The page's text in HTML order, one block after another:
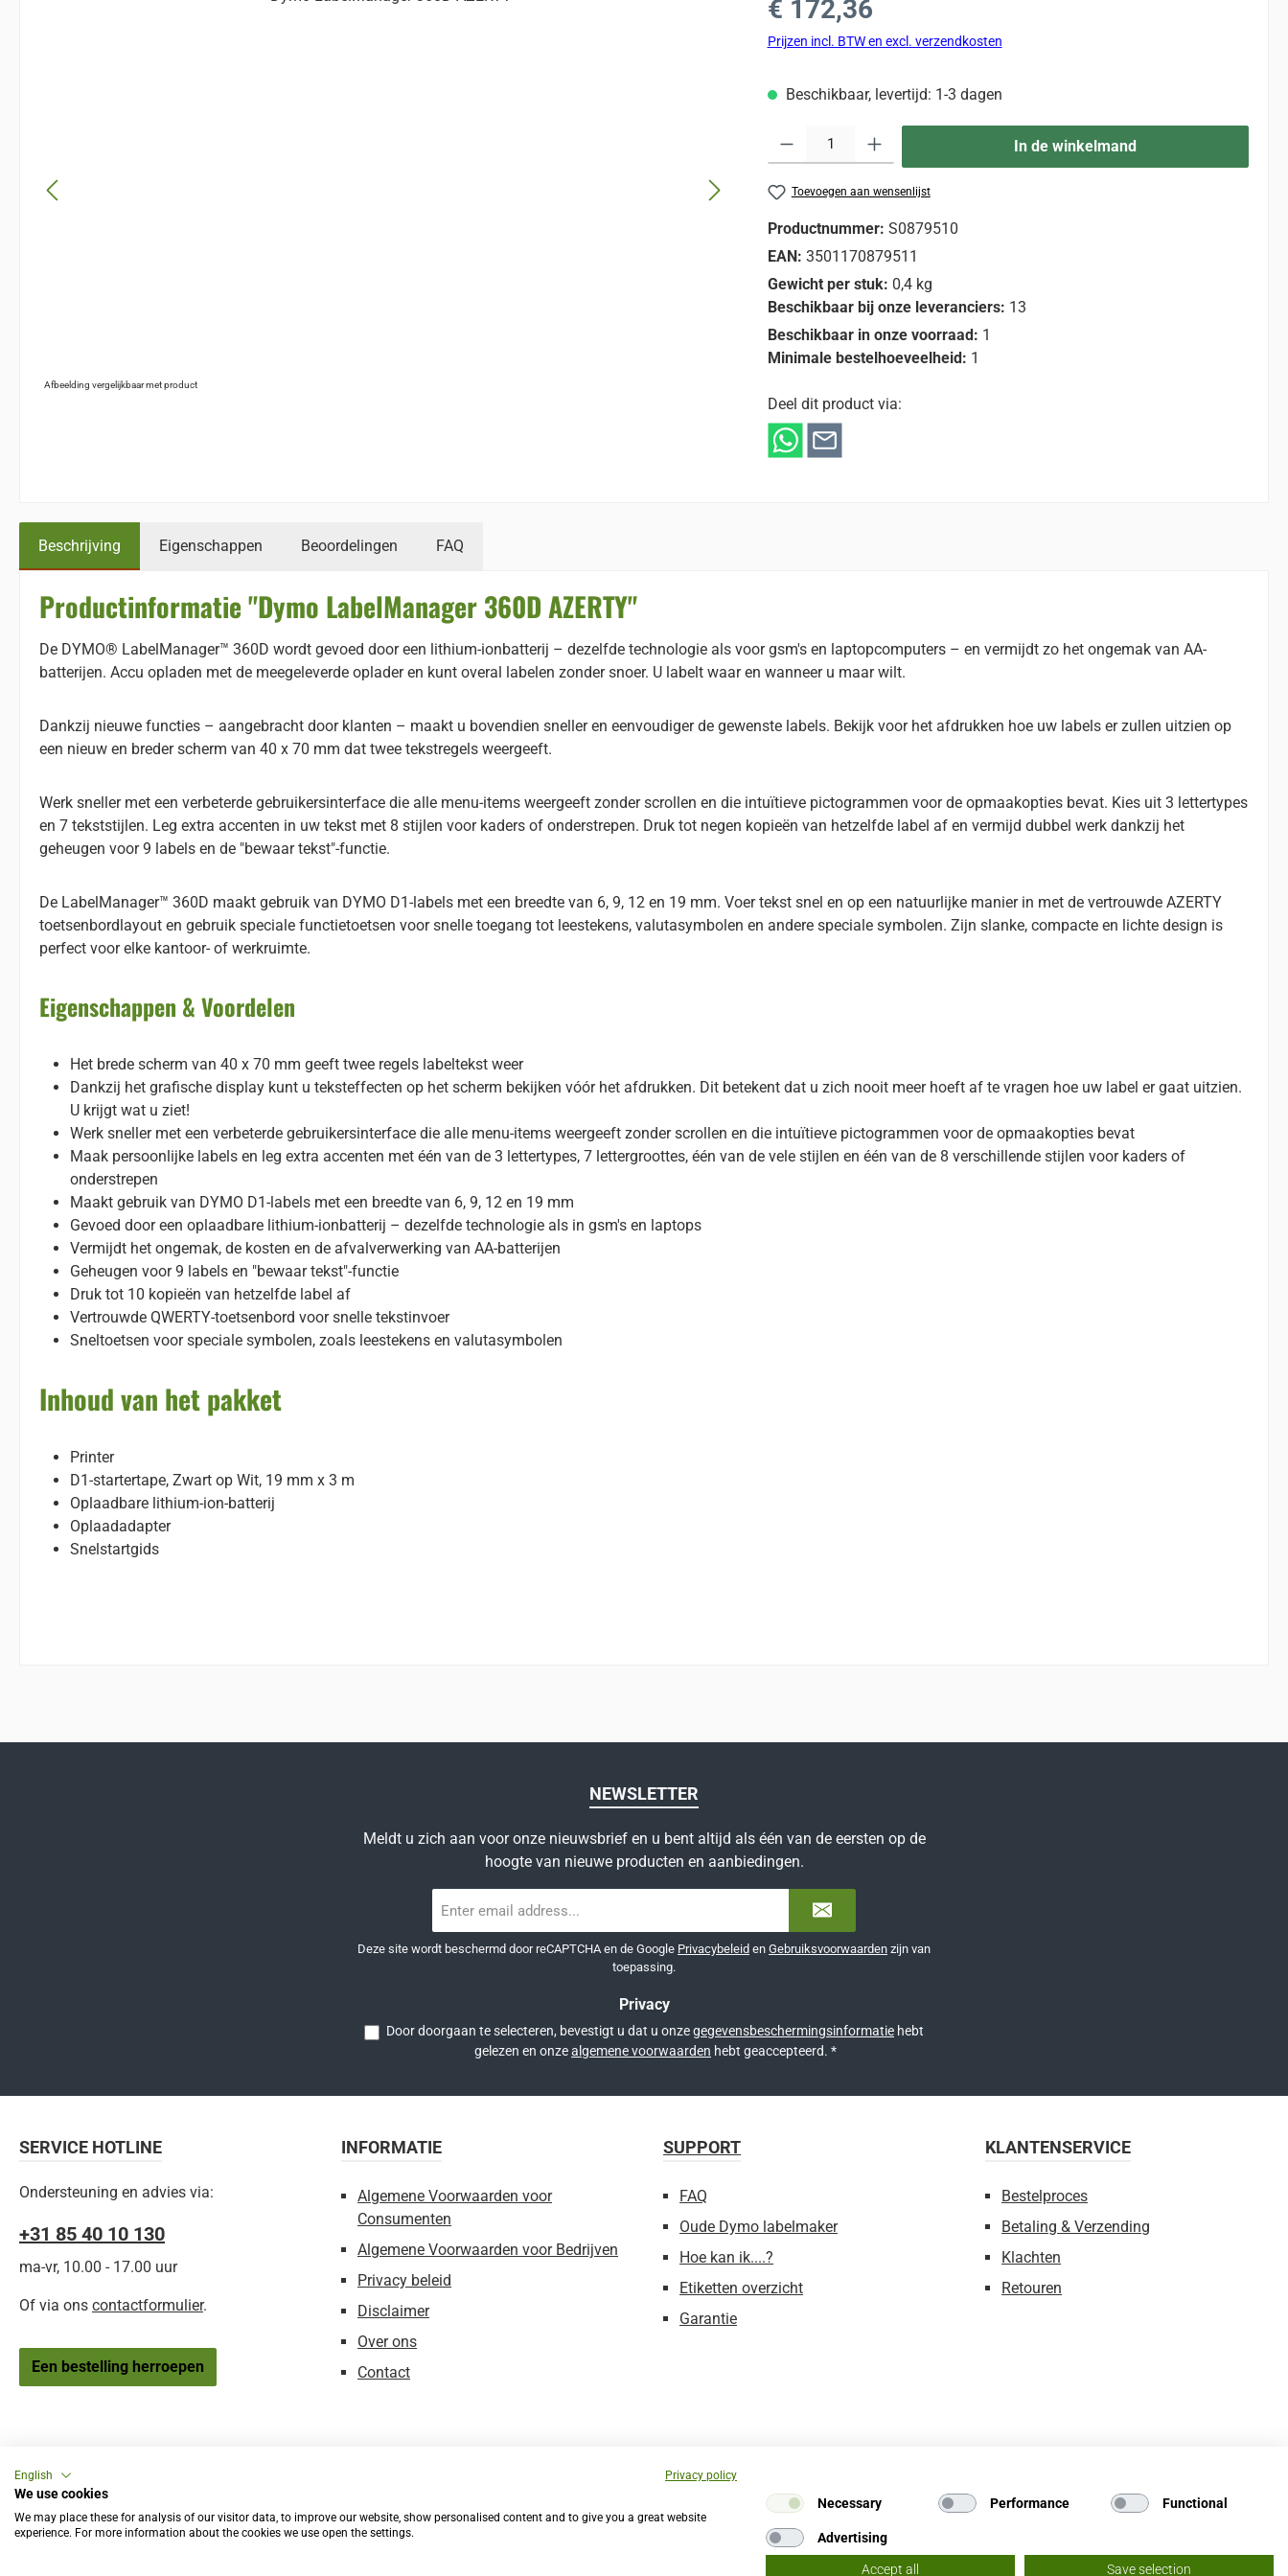
Afbeelding vergelijkbaar met product
€ 172,36
Prijzen incl. BTW en excl. verzendkosten
Beschikbaar, levertijd: 1-3 dagen
Producthoeveelheid: Voer de gewenste hoeveelheid in of gebruik de knoppen om de
In de winkelmand
Toevoegen aan wensenlijst
Productnummer: S0879510
EAN: 3501170879511
Gewicht per stuk: 0,4 kg
Beschikbaar bij onze leveranciers: 13
Beschikbaar in onze voorraad: 1
Minimale bestelhoeveelheid: 1
Deel dit product via:
Beschrijving Eigenschappen Beoordelingen FAQ
Productinformatie "Dymo LabelManager 360D AZERTY"
De DYMO® LabelManager™ 360D wordt gevoed door een lithium-ionbatterij – dezelfde technologie als voor gsm's en laptopcomputers – en vermijdt zo het ongemak van AA-
batterijen. Accu opladen met de meegeleverde oplader en kunt overal labelen zonder snoer. U labelt waar en wanneer u maar wilt.
Dankzij nieuwe functies – aangebracht door klanten – maakt u bovendien sneller en eenvoudiger de gewenste labels. Bekijk voor het afdrukken hoe uw labels er zullen uitzien op
een nieuw en breder scherm van 40 x 70 mm dat twee tekstregels weergeeft.
Werk sneller met een verbeterde gebruikersinterface die alle menu-items weergeeft zonder scrollen en die intuïtieve pictogrammen voor de opmaakopties bevat. Kies uit 3 lettertypes
en 7 tekststijlen. Leg extra accenten in uw tekst met 8 stijlen voor kaders of onderstrepen. Druk tot negen kopieën van hetzelfde label af en vermijd dubbel werk dankzij het
geheugen voor 9 labels en de "bewaar tekst"-functie.
De LabelManager™ 360D maakt gebruik van DYMO D1-labels met een breedte van 6, 9, 12 en 19 mm. Voer tekst snel en op een natuurlijke manier in met de vertrouwde AZERTY
toetsenbordlayout en gebruik speciale functietoetsen voor snelle toegang tot leestekens, valutasymbolen en andere speciale symbolen. Zijn slanke, compacte en lichte design is
perfect voor elke kantoor- of werkruimte.
Eigenschappen & Voordelen
Het brede scherm van 40 x 70 mm geeft twee regels labeltekst weer
Dankzij het grafische display kunt u teksteffecten op het scherm bekijken vóór het afdrukken. Dit betekent dat u zich nooit meer hoeft af te vragen hoe uw label er gaat uitzien.
U krijgt wat u ziet!
Werk sneller met een verbeterde gebruikersinterface die alle menu-items weergeeft zonder scrollen en die intuïtieve pictogrammen voor de opmaakopties bevat
Maak persoonlijke labels en leg extra accenten met één van de 3 lettertypes, 7 lettergroottes, één van de vele stijlen en één van de 8 verschillende stijlen voor kaders of
onderstrepen
Maakt gebruik van DYMO D1-labels met een breedte van 6, 9, 12 en 19 mm
Gevoed door een oplaadbare lithium-ionbatterij – dezelfde technologie als in gsm's en laptops
Vermijdt het ongemak, de kosten en de afvalverwerking van AA-batterijen
Geheugen voor 9 labels en "bewaar tekst"-functie
Druk tot 10 kopieën van hetzelfde label af
Vertrouwde QWERTY-toetsenbord voor snelle tekstinvoer
Sneltoetsen voor speciale symbolen, zoals leestekens en valutasymbolen
Inhoud van het pakket
Printer
D1-startertape, Zwart op Wit, 19 mm x 3 m
Oplaadbare lithium-ion-batterij
Oplaadadapter
Snelstartgids
NEWSLETTER
Meldt u zich aan voor onze nieuwsbrief en u bent altijd als één van de eersten op de
hoogte van nieuwe producten en aanbiedingen.
mailadres
Deze site wordt beschermd door reCAPTCHA en de Google Privacybeleid en Gebruiksvoorwaarden zijn van
toepassing.
Privacy
Door doorgaan te selecteren, bevestigt u dat u onzegegevensbeschermingsinformatie hebt
gelezen en onzealgemene voorwaarden hebt geaccepteerd. *
SERVICE HOTLINE
Ondersteuning en advies via:
+31 85 40 10 130
ma-vr, 10.00 - 17.00 uur
Of via ons contactformulier.
Een bestelling herroepen
INFORMATIE
Algemene Voorwaarden voor
Consumenten
Algemene Voorwaarden voor Bedrijven
Privacy beleid
Disclaimer
Over ons
Contact
SUPPORT
FAQ
Oude Dymo labelmaker
Hoe kan ik....?
Etiketten overzicht
Garantie
KLANTENSERVICE
Bestelproces
Betaling & Verzending
Klachten
Retouren
English Privacy policy
We use cookies
We may place these for analysis of our visitor data, to improve our website, show personalised content and to give you a great website
experience. For more information about the cookies we use open the settings.
Necessary Performance Functional
Advertising
Accept all Save selection